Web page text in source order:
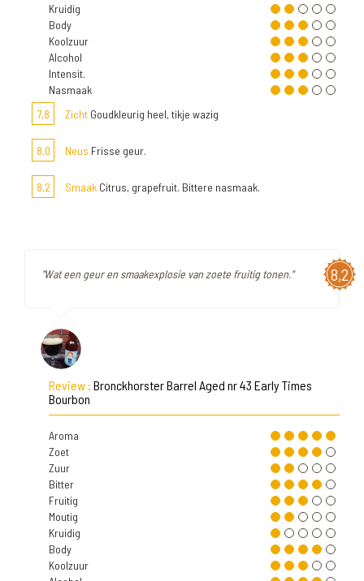
Kruidig
Body
Koolzuur
Alcohol
Intensit.
Nasmaak
7,8
Zicht Goudkleurig heel, tikje wazig
8,0 Neus Frisse geur.
8,2 Smaak Citrus, grapefruit. Bittere nasmaak.
8,2
"Wat een geur en smaakexplosie van zoete fruitig tonen."
Review : Bronckhorster Barrel Aged nr 43 Early Times
Bourbon
Aroma
Zoet
Zuur
Bitter
Fruitig
Moutig
Kruidig
Body
Koolzuur